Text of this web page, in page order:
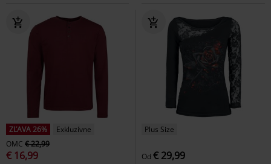
ZĽAVA 26%
Exkluzívne
OMC € 22,99
€ 16,99
Plus Size
Od € 29,99